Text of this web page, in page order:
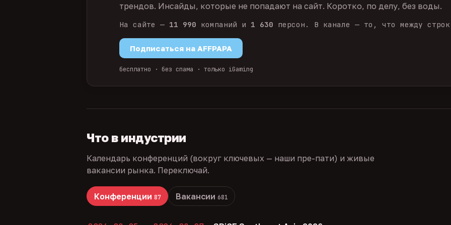
трендов. Инсайды, которые не попадают на сайт. Коротко, по делу, без воды.
На сайте — 11 990 компаний и 1 630 персон. В канале — то, что между
Подписаться на AFFPAPA
бесплатно · без спама · только iGaming
Что в индустрии
Календарь конференций (вокруг ключевых — наши пре-пати) и живые
вакансии рынка. Переключай.
Конференции 87 Вакансии 681